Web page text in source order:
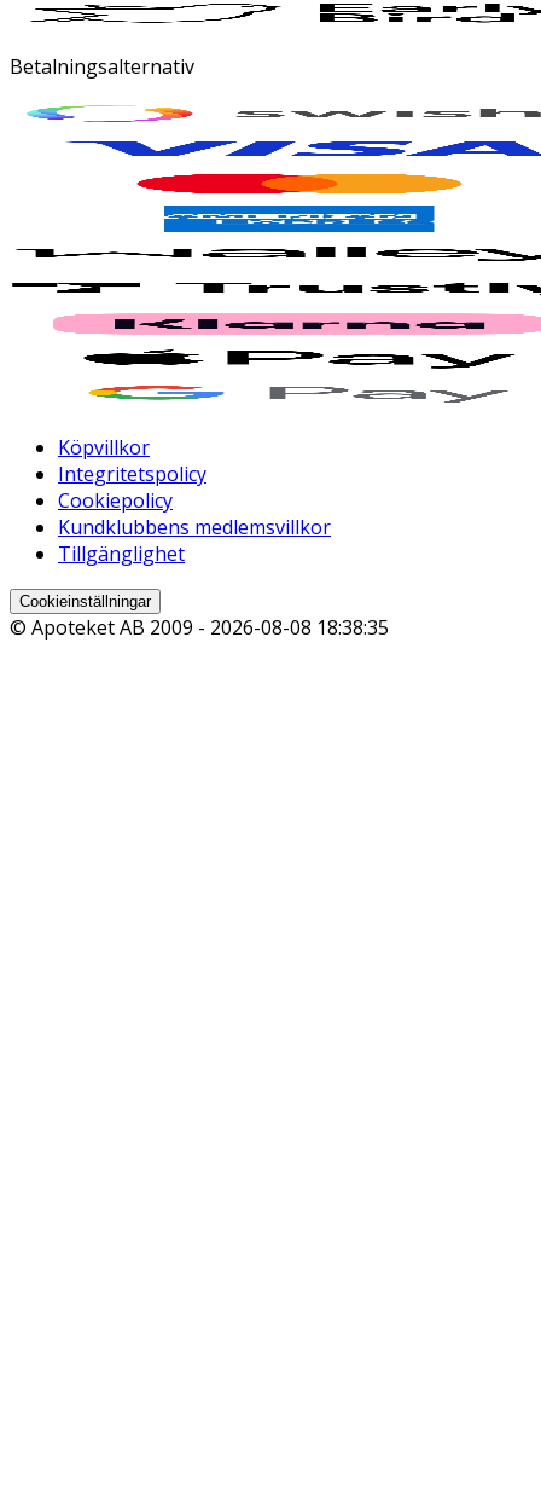
Betalningsalternativ
Köpvillkor
Integritetspolicy
Cookiepolicy
Kundklubbens medlemsvillkor
Tillgänglighet
Cookieinställningar
© Apoteket AB 2009 - 2026-08-08 18:38:35